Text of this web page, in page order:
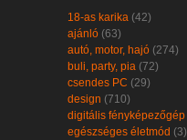
18-as karika (42)
ajánló (63)
autó, motor, hajó (274)
buli, party, pia (72)
csendes PC (29)
design (710)
digitális fényképezőgép
egészséges életmód (3)